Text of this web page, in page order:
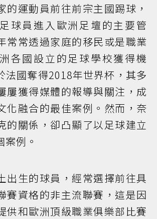
的運動員前往前宗主國踢球，
球員進入歐洲足壇的主要管
常常透過家庭的移民或是職業
各國設立的足球學校獲得機
法國奪得2018年世界杯，其多
屢獲得媒體的報導與關注，成
化融合的最佳案例。然而，奈
的關係，卻凸顯了以足球建立
例。
出生的球員，經常選擇前往具
賽資格的非主流聯賽，這是因
供和歐洲頂級職業俱樂部比賽